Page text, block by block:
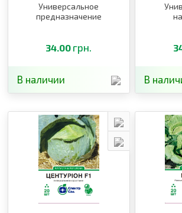
Универсальное
предназначение
34.00 грн.
В наличии В